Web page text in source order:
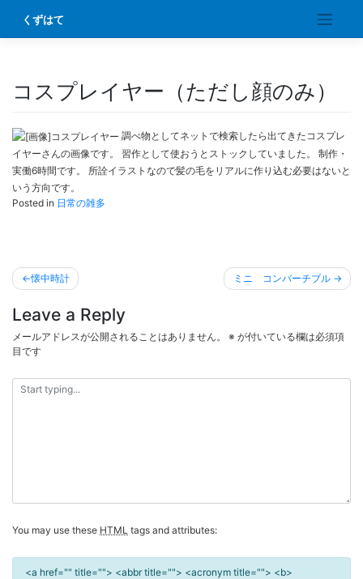
content
くずはて
コスプレイヤー（ただし顔のみ）
調べ物としてネットで検索したら出てきたコスプレ
イヤーさんの画像です。 習作として使おうとストックしていました。 制作・
実働6時間です。 所詮イラストなので髪の毛をリアルに作り込む必要はないと
いう方向です。
Posted in 日常の雑多
投
稿
ナ
ビ
ゲ
ー
シ
懐中時計 ミニ コンバーチブル
Leave a Reply
メールアドレスが公開されることはありません。 ※ が付いている欄は必須項
目です
You may use these HTML tags and attributes:
<a href="" title=""> <abbr title=""> <acronym title=""> <b>